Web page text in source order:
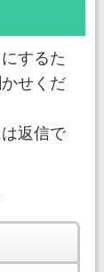
するた
せくだ
返信で